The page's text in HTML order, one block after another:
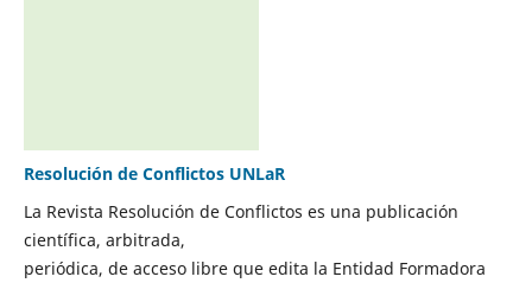
Resolución de Conflictos UNLaR
La Revista Resolución de Conflictos es una publicación
científica, arbitrada,
periódica, de acceso libre que edita la Entidad Formadora